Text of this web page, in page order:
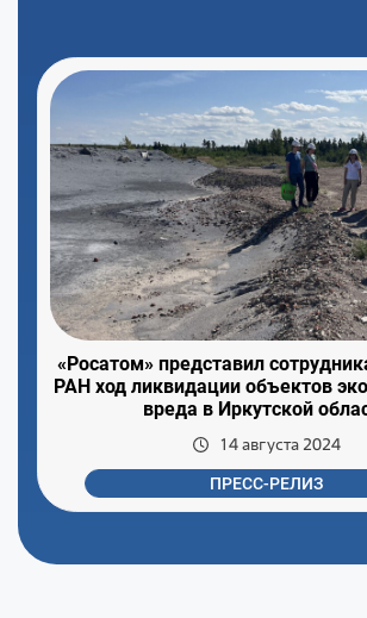
«Росатом» представил
РАН ход ликвидации объектов
вреда в Иркутской
14 августа 2024
ПРЕСС-РЕЛИЗ